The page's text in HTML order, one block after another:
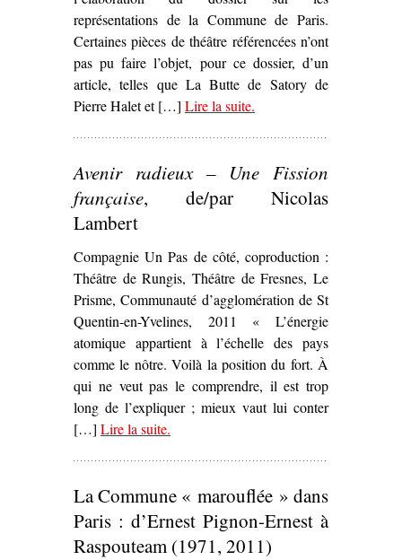
représentations de la Commune de Paris.
Certaines pièces de théâtre référencées n’ont
pas pu faire l’objet, pour ce dossier, d’un
article, telles que La Butte de Satory de
Pierre Halet et […] Lire la suite– ‘La Commune dans les
.
Avenir radieux – Une Fission
française, de/par Nicolas
Lambert
Compagnie Un Pas de côté, coproduction :
Théâtre de Rungis, Théâtre de Fresnes, Le
Prisme, Communauté d’agglomération de St
Quentin-en-Yvelines, 2011 « L’énergie
atomique appartient à l’échelle des pays
comme le nôtre. Voilà la position du fort. À
qui ne veut pas le comprendre, il est trop
long de l’expliquer ; mieux vaut lui conter
[…] Lire la suite– ‘
.
La Commune « marouflée » dans
Paris : d’Ernest Pignon-Ernest à
Raspouteam (1971, 2011)